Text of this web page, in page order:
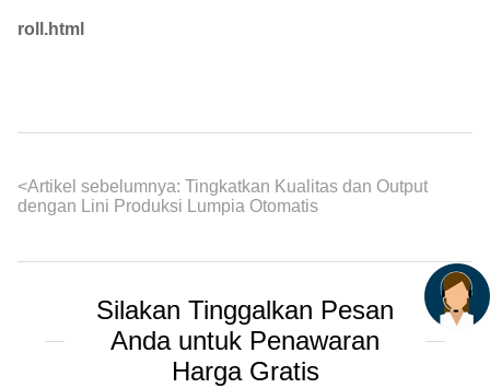
roll.html
<Artikel sebelumnya: Tingkatkan Kualitas dan Output
dengan Lini Produksi Lumpia Otomatis
Silakan Tinggalkan Pesan
Anda untuk Penawaran
Harga Gratis